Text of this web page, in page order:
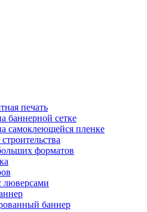
печать
баннерной сетке
самоклеющейся пленке
форматов
люверсами
баннер